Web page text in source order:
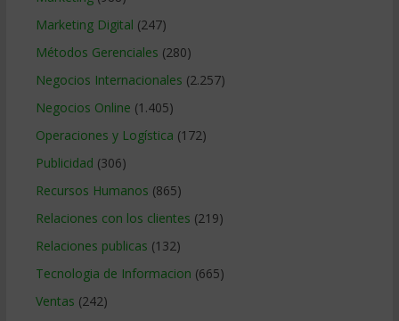
Marketing Digital (247)
Métodos Gerenciales (280)
Negocios Internacionales (2.257)
Negocios Online (1.405)
Operaciones y Logística (172)
Publicidad (306)
Recursos Humanos (865)
Relaciones con los clientes (219)
Relaciones publicas (132)
Tecnologia de Informacion (665)
Ventas (242)